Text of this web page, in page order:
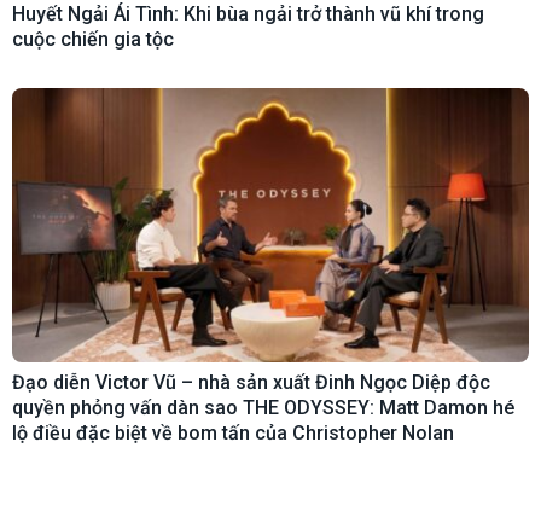
Huyết Ngải Ái Tình: Khi bùa ngải trở thành vũ khí trong
cuộc chiến gia tộc
Đạo diễn Victor Vũ – nhà sản xuất Đinh Ngọc Diệp độc
quyền phỏng vấn dàn sao THE ODYSSEY: Matt Damon hé
lộ điều đặc biệt về bom tấn của Christopher Nolan